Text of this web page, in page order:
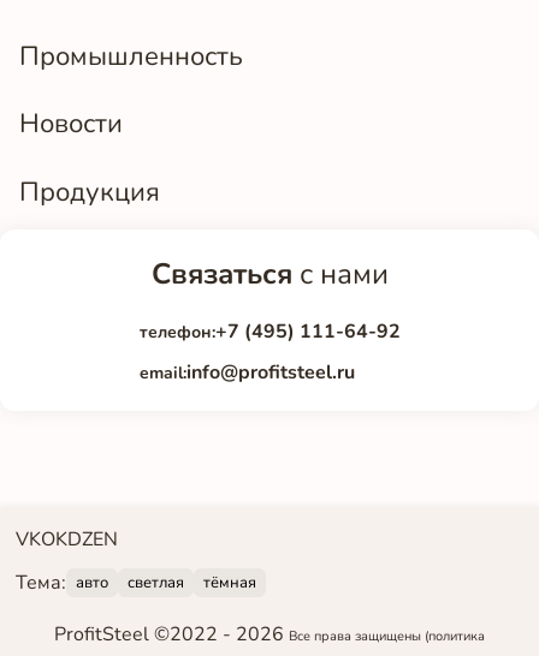
Промышленность
Новости
Продукция
Связаться с нами
телефон:+7 (495) 111-64-92
email:info@profitsteel.ru
VKOKDZEN
Тема: авто светлая тёмная
ProfitSteel ©2022 - 2026 Все права защищены (политика